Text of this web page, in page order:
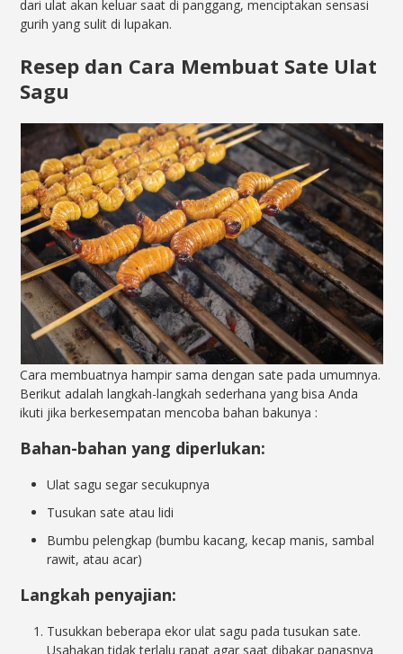
dari ulat akan keluar saat di panggang, menciptakan sensasi
gurih yang sulit di lupakan.
Resep dan Cara Membuat Sate Ulat
Sagu
Cara membuatnya hampir sama dengan sate pada umumnya.
Berikut adalah langkah-langkah sederhana yang bisa Anda
ikuti jika berkesempatan mencoba bahan bakunya :
Bahan-bahan yang diperlukan:
Ulat sagu segar secukupnya
Tusukan sate atau lidi
Bumbu pelengkap (bumbu kacang, kecap manis, sambal
rawit, atau acar)
Langkah penyajian:
Tusukkan beberapa ekor ulat sagu pada tusukan sate.
Usahakan tidak terlalu rapat agar saat dibakar panasnya